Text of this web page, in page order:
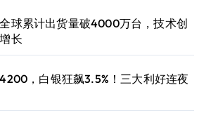
球累计出货量破4000万台，技术创
长
，白银狂飙3.5%！三大利好连夜